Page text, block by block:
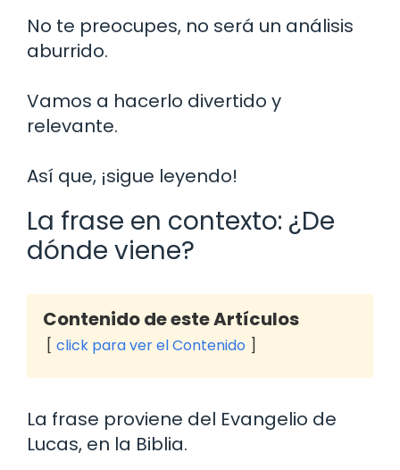
No te preocupes, no será un análisis
aburrido.
Vamos a hacerlo divertido y
relevante.
Así que, ¡sigue leyendo!
La frase en contexto: ¿De
dónde viene?
Contenido de este Artículos
click para ver el Contenido
La frase proviene del Evangelio de
Lucas, en la Biblia.